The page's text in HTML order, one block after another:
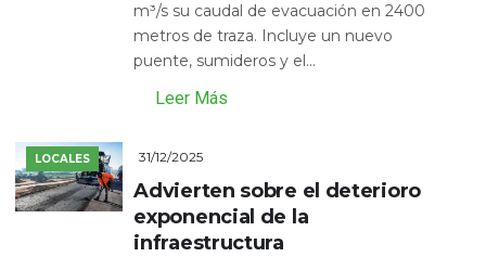
m³/s su caudal de evacuación en 2400
metros de traza. Incluye un nuevo
puente, sumideros y el...
Leer Más
LOCALES 31/12/2025
Advierten sobre el deterioro
exponencial de la
infraestructura